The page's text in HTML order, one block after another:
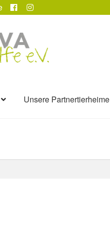
Unsere Partnertierheime